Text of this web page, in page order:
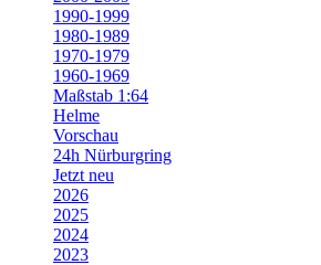
1990-1999
1980-1989
1970-1979
1960-1969
Maßstab 1:64
Helme
Vorschau
24h Nürburgring
Jetzt neu
2026
2025
2024
2023